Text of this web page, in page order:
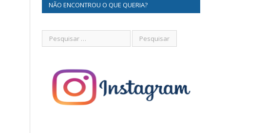
NÃO ENCONTROU O QUE QUERIA?